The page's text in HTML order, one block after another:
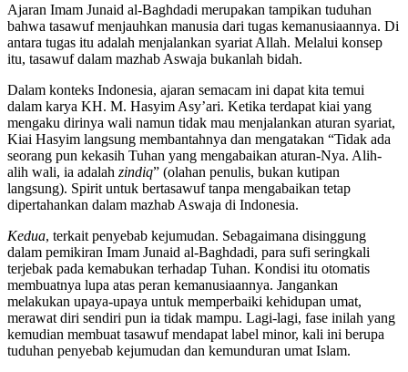
Ajaran Imam Junaid al-Baghdadi merupakan tampikan tuduhan
bahwa tasawuf menjauhkan manusia dari tugas kemanusiaannya. Di
antara tugas itu adalah menjalankan syariat Allah. Melalui konsep
itu, tasawuf dalam mazhab Aswaja bukanlah bidah.
Dalam konteks Indonesia, ajaran semacam ini dapat kita temui
dalam karya KH. M. Hasyim Asy’ari. Ketika terdapat kiai yang
mengaku dirinya wali namun tidak mau menjalankan aturan syariat,
Kiai Hasyim langsung membantahnya dan mengatakan “Tidak ada
seorang pun kekasih Tuhan yang mengabaikan aturan-Nya. Alih-
alih wali, ia adalah zindiq” (olahan penulis, bukan kutipan
langsung). Spirit untuk bertasawuf tanpa mengabaikan tetap
dipertahankan dalam mazhab Aswaja di Indonesia.
Kedua, terkait penyebab kejumudan. Sebagaimana disinggung
dalam pemikiran Imam Junaid al-Baghdadi, para sufi seringkali
terjebak pada kemabukan terhadap Tuhan. Kondisi itu otomatis
membuatnya lupa atas peran kemanusiaannya. Jangankan
melakukan upaya-upaya untuk memperbaiki kehidupan umat,
merawat diri sendiri pun ia tidak mampu. Lagi-lagi, fase inilah yang
kemudian membuat tasawuf mendapat label minor, kali ini berupa
tuduhan penyebab kejumudan dan kemunduran umat Islam.